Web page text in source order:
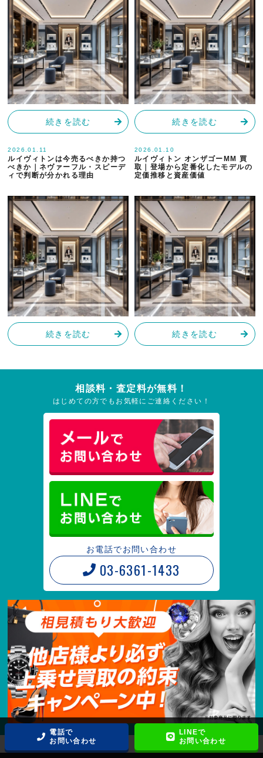
続きを読む 続きを読む
2026.01.11
ルイヴィトンは今売るべきか持つ
べきか｜ネヴァーフル・スピーデ
ィで判断が分かれる理由
続きを読む
2026.01.10
ルイヴィトン オンザゴーMM 買
取｜登場から定番化したモデルの
定価推移と資産価値
続きを読む
相談料・査定料が無料！
はじめての方でもお気軽にご連絡ください！
お電話でお問い合わせ
03-6361-1433
電話で
お問い合わせ
LINEで
お問い合わせ